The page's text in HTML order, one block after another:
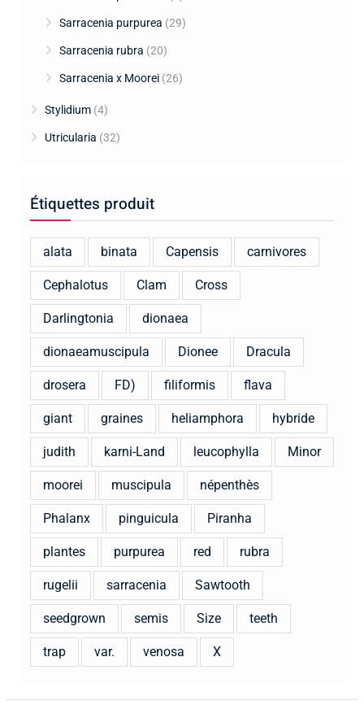
Sarracenia purpurea (29)
Sarracenia rubra (20)
Sarracenia x Moorei (26)
Stylidium (4)
Utricularia (32)
Étiquettes produit
alata binata Capensis carnivores
Cephalotus Clam Cross
Darlingtonia dionaea
dionaeamuscipula Dionee Dracula
drosera FD) filiformis flava
giant graines heliamphora hybride
judith karni-Land leucophylla Minor
moorei muscipula népenthès
Phalanx pinguicula Piranha
plantes purpurea red rubra
rugelii sarracenia Sawtooth
seedgrown semis Size teeth
trap var. venosa X